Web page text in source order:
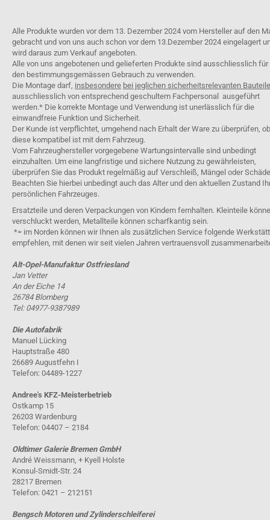
Alle Produkte wurden vor dem 13. Dezember 2024 vom Hersteller auf den
gebracht und von uns auch schon vor dem 13.Dezember 2024 eingelagert
wird daraus zum Verkauf angeboten.
Alle von uns angebotenen und gelieferten Produkte sind ausschliesslich für
den bestimmungsgemässen Gebrauch zu verwenden.
Die Montage darf, insbesondere bei jeglichen sicherheitsrelevanten
ausschliesslich von entsprechend geschultem Fachpersonal ausgeführt
werden.* Die korrekte Montage und Verwendung ist unerlässlich für die
einwandfreie Funktion und Sicherheit.
Der Kunde ist verpflichtet, umgehend nach Erhalt der Ware zu überprüfen, ob
diese kompatibel ist mit dem Fahrzeug.
Vom Fahrzeughersteller vorgegebene Wartungsintervalle sind unbedingt
einzuhalten. Um eine langfristige und sichere Nutzung zu gewährleisten,
überprüfen Sie das Produkt regelmäßig auf Verschleiß, Mängel oder
Beachten Sie hierbei unbedingt auch das Alter und den aktuellen Zustand
persönlichen Fahrzeuges.
Ersatzteile und deren Verpackungen von Kindern fernhalten. Kleinteile
verschluckt werden, Metallteile können scharfkantig sein.
*= im Norden können wir Ihnen als zusätzlichen Service folgende
empfehlen, mit denen wir seit vielen Jahren vertrauensvoll
Alt-Opel-Manufaktur Ostfriesland
Jan Vetter
An der Eiche 14
26784 Blomberg
Tel: 04977-9387989
Die Autofabrik
Manuel Lücking
Hauptstraße 480
26689 Augustfehn I
Telefon: 04489-1227
Andree's KFZ-Meisterbetrieb
Ostkamp 15
26203 Wardenburg
Telefon: 04407 – 2184
Oldtimer Galerie Bremen GmbH
André Weissmann, + Kyell Holste
Konsul-Smidt-Str. 24
28217 Bremen
Telefon: 0421 – 212151
Bengsch Motoren und Zylinderschleiferei